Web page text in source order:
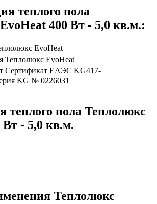
теплого пола
400 Вт - 5,0 кв.м.:
EvoHeat
Теплолюкс EvoHeat
Сертификат ЕАЭС KG417-
KG № 0226031
теплого пола Теплолюкс
Вт - 5,0 кв.м.
Теплолюкс